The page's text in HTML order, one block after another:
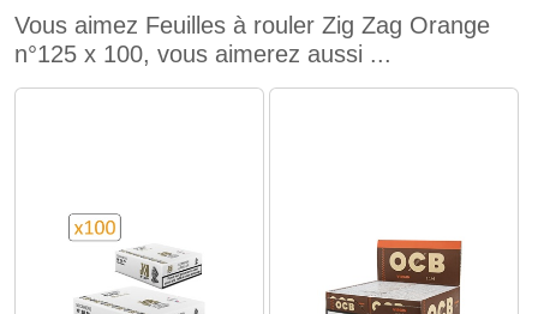
Vous aimez Feuilles à rouler Zig Zag Orange
n°125 x 100, vous aimerez aussi ...